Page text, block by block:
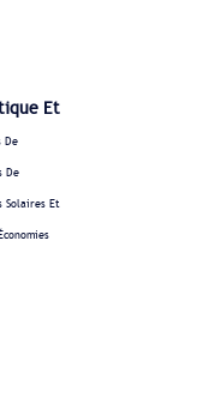
Et
De
De
Solaires Et